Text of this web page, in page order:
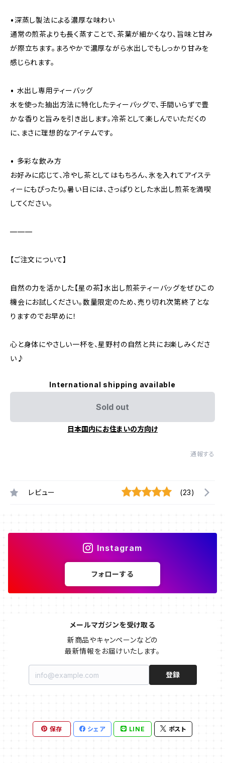
•深蒸し製法による濃厚な味わい
通常の煎茶よりも長く蒸すことで、茶葉が細かくなり、旨味と甘み
が際立ちます。まろやかで濃厚ながら水出しでもしっかり甘みを
感じられます。
• 水出し専用ティーバッグ
水を使った抽出方法に特化したティーバッグで、手間いらずで豊
かな香りと旨みを引き出します。冷茶として楽しんでいただくの
に、まさに理想的なアイテムです。
• 多彩な飲み方
お好みに応じて、冷やし茶としてはもちろん、氷を入れてアイステ
ィーにもぴったり。暑い日には、さっぱりとした水出し煎茶を満喫
してください。
———
【ご注文について】
自然の力を活かした【星の茶】水出し煎茶ティーバッグをぜひこの
機会にお試しください。数量限定のため、売り切れ次第終了とな
りますのでお早めに！
心と身体にやさしい一杯を、星野村の自然と共にお楽しみくださ
い♪
International shipping available
Sold out
日本国内にお住まいの方向け
通報する
レビュー (23)
Instagram
フォローする
メールマガジンを受け取る
新商品やキャンペーンなどの
最新情報をお届けいたします。
登録
保存 シェア LINE ポスト